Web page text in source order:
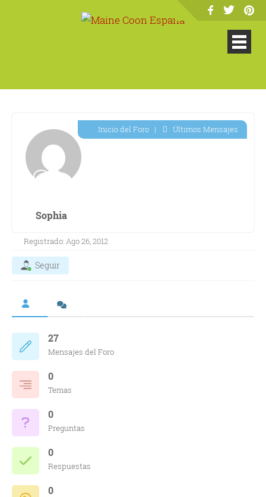
Sophia
Inicio del Foro| Últimos Mensajes
Registrado: Ago 26, 2012
Seguir
27
Mensajes del Foro
0
Temas
0
Preguntas
0
Respuestas
0